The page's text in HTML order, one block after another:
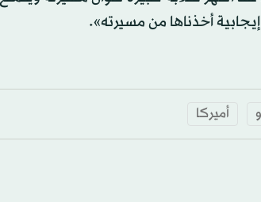
أخذناها من مسيرته».
أميركا